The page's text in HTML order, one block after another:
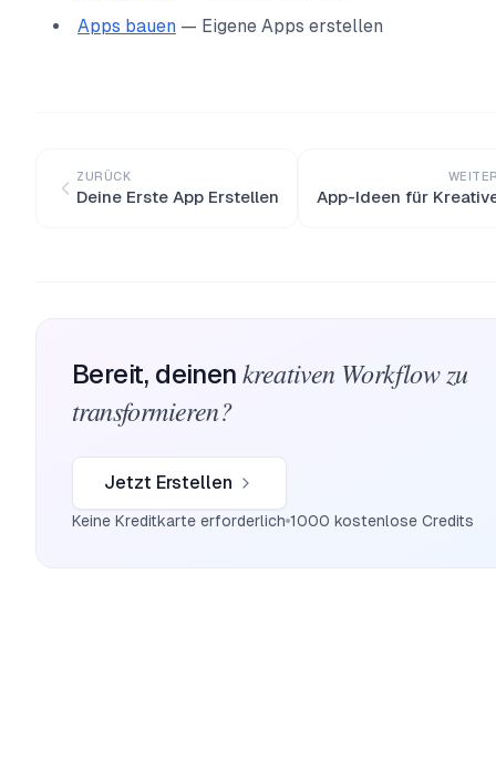
Apps bauen — Eigene Apps erstellen
ZURÜCK
Deine Erste App Erstellen App-Ideen für
Bereit, deinen kreativen Workflow zu
transformieren?
Jetzt Erstellen
Keine Kreditkarte erforderlich 1000 kostenlose Credits